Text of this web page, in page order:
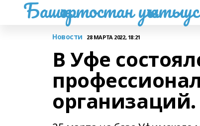
Башҡортостан
Новости 28 МАРТА 2022, 18:21
В Уфе
организаций.